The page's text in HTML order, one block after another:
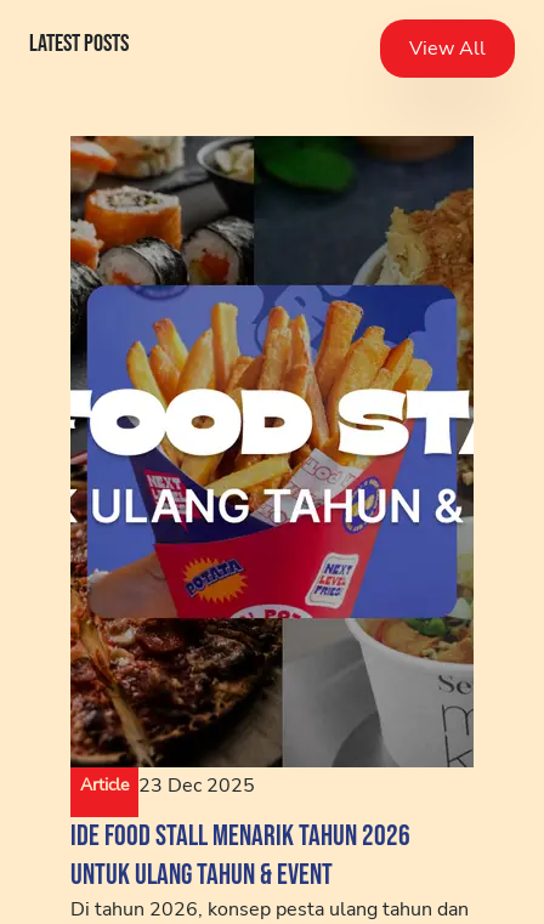
Latest Posts View All
Article 23 Dec 2025
Ide Food Stall Menarik Tahun 2026
untuk Ulang Tahun & Event
Di tahun 2026, konsep pesta ulang tahun dan